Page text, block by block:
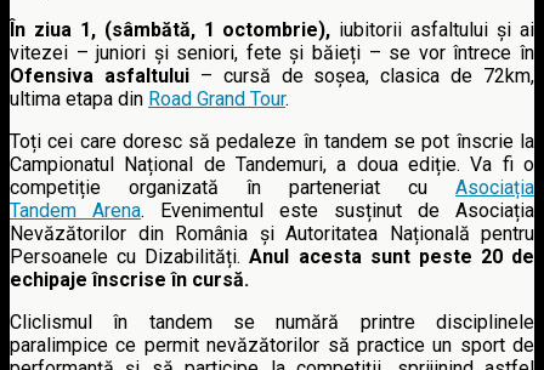
În ziua 1, (sâmbătă, 1 octombrie), iubitorii asfaltului și ai
vitezei – juniori și seniori, fete și băieți – se vor întrece în
Ofensiva asfaltului– cursă de soșea, clasica de 72km,
ultima etapa din Road Grand Tour.
Toți cei care doresc să pedaleze în tandem se pot înscrie la
Campionatul Național de Tandemuri, a doua ediție. Va fi o
competiție organizată în parteneriat cu Asociația
Tandem Arena. Evenimentul este susținut de Asociația
Nevăzătorilor din România și Autoritatea Națională pentru
Persoanele cu Dizabilități.Anul acesta sunt peste 20 de
echipaje înscrise în cursă.
Cliclismul în tandem se numără printre disciplinele
paralimpice ce permit nevăzătorilor să practice un sport de